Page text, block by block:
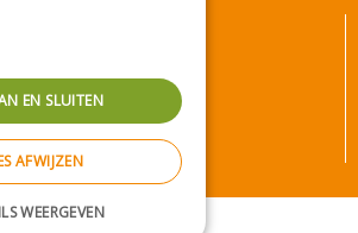
Betaalinformatie
Privacy policy
|Tuincentrum Overzicht
EN SLUITEN
AFWIJZEN
WEERGEVEN